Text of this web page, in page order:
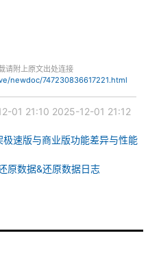
请附上原文出处连接
newdoc/747230836617221.html
01 21:10 2025-12-01 21:12
速版与商业版功能差异与性能
原数据&还原数据日志